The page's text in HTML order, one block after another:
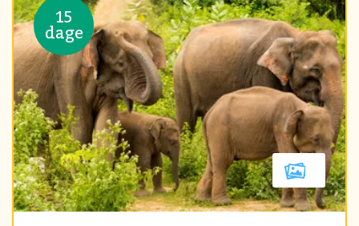
15
dage